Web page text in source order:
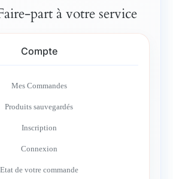
part à votre service
Compte
Mes Commandes
Produits sauvegardés
Inscription
Connexion
Etat de votre commande